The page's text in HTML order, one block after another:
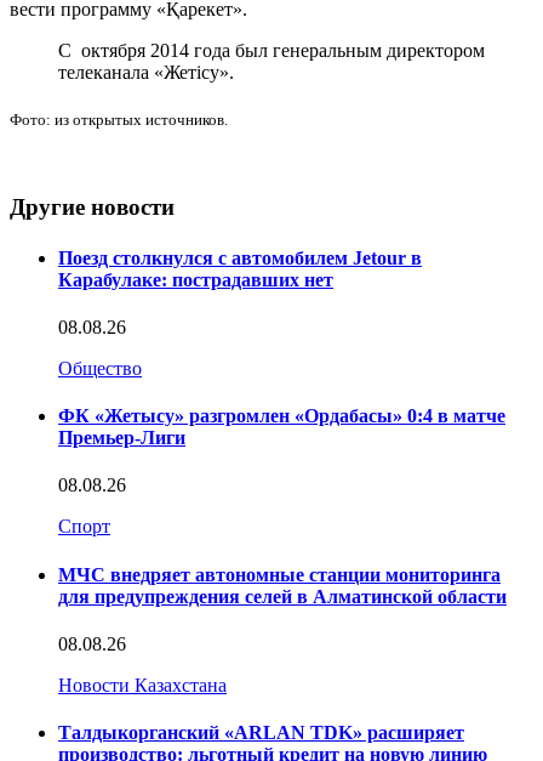
вести программу «Қарекет».
С октября 2014 года был генеральным директором
телеканала «Жетісу».
Фото: из открытых источников.
Другие новости
Поезд столкнулся с автомобилем Jetour в
Карабулаке: пострадавших нет
08.08.26
Общество
ФК «Жетысу» разгромлен «Ордабасы» 0:4 в матче
Премьер-Лиги
08.08.26
Спорт
МЧС внедряет автономные станции мониторинга
для предупреждения селей в Алматинской области
08.08.26
Новости Казахстана
Талдыкорганский «ARLAN TDK» расширяет
производство: льготный кредит на новую линию